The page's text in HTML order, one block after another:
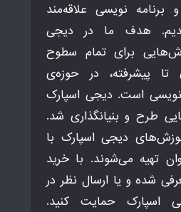
برنامه نویسی علاقه‌مند
هدف ما در دیجی
برای تمام سطوح
تا پیشرفته، در حوزه‌ی
است. دیجی اسپارک
طرح و بنیانگذاری شد.
دیجی اسپارک با
تهیه می‌شوند. با خرید
شده و یا ارسال نظر در
اسپارک حمایت کنید.